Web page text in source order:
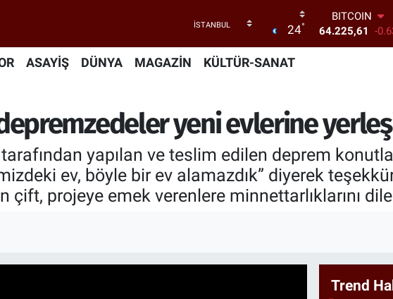
24°
64.225,61
-0.63
DOLAR
64,2143
GRAM ALTIN
6510.40
0.45
BİST100
13.799 70
ASAYİŞ DÜNYA MAGAZİN KÜLTÜR-SANAT
yeni evlerine
yapılan ve teslim edilen deprem
ev, böyle bir ev alamazdık” diyerek
projeye emek verenlere minnettarlıklarını
Trend